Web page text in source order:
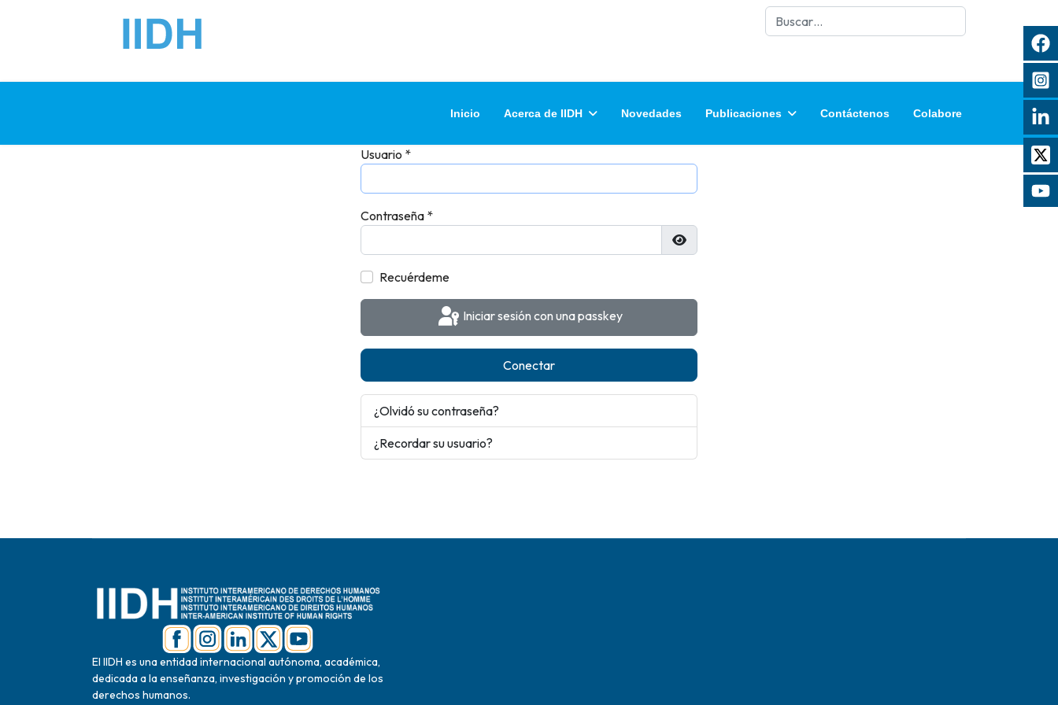
Buscar
Inicio Acerca de IIDH Novedades Publicaciones Contáctenos Colabore
Usuario *
Contraseña *
Mostrar contraseña
Recuérdeme
Iniciar sesión con una passkey
Conectar
¿Olvidó su contraseña?
¿Recordar su usuario?
El IIDH es una entidad internacional autónoma, académica,
dedicada a la enseñanza, investigación y promoción de los
derechos humanos.